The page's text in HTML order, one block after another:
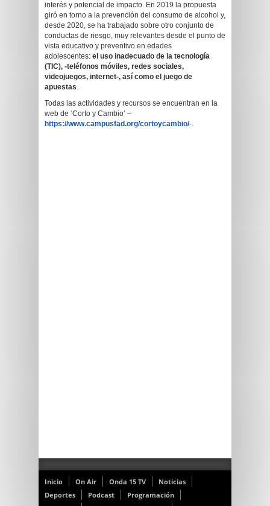
interés y potencial de impacto. En 2019 la propuesta
giró en torno a la prevención del consumo de alcohol y,
desde 2020, se ha trabajado sobre otro conjunto de
conductas de riesgo, muy relevantes desde el punto de
vista educativo y preventivo en edades
adolescentes: el uso inadecuado de la tecnología
(TIC), -teléfonos móviles, redes sociales,
videojuegos, internet-, así como el juego de
apuestas.
Todas las actividades y recursos se encuentran en la
web de ‘Corto y Cambio’ –
https://www.campusfad.org/cortoycambio/-.
Inicio On Air Onda 15 TV
Noticias
Deportes
Podcast
Programación